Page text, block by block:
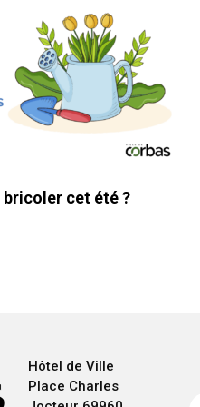
bricoler cet été ?
Hôtel de Ville
Place Charles